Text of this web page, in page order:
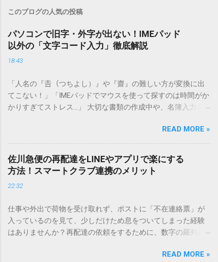
このブログの人気の投稿
パソコンで旧字・外字が出ない！IMEパッド
以外の「文字コード入力」徹底解説
18:43
「人名の『𠮷（つちよし）』や『齋』の難しい方が変換に出
てこない！」「IMEパッドでマウスを使って探すのは時間がか
かりすぎてストレス…」 大切な書類の作成中や、名簿入力を
てしまいますよね。多くの人が「IMEパッド（手書き入力）」
を使いますが、実はマウスで一画ずつ書くのは非効率です
し、似た漢字が多すぎて結局見つからないことも少なくあり
ません。 そこで今回は、IMEパッドを使わずに、特定のコー
ドを打ち込むだけで一瞬で旧字や外字、特殊記号を呼び出す
「文字コード入力」のテクニックを詳しく解説します。 この
必要はありません。 1. なぜ「変換」しても旧字・外字が出て
こないのか？ そもそも、なぜ普通の変換で出てこない漢字が
あるのでしょうか。その理由は、パソコンが文字を認識する
は、JIS規格（日本産業規格）によって「第1水準」「第2水
READ MORE »
佐川急便の再配達をLINEやアプリで楽にする
方法！スマートクラブ連携のメリット
22:32
仕事や外出で荷物を受け取れず、ポストに「不在連絡票」が
入っているのを見て、少しだけため息をついてしまった経験
はありませんか？再配達の依頼をするために、数字の羅列を
ことに申し訳なさを感じたりすることもあるかもしれませ
READ MORE »